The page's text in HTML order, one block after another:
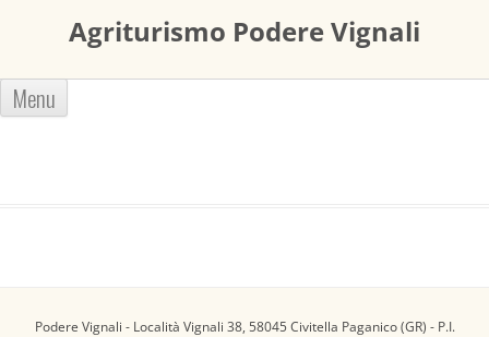
Agriturismo Podere Vignali
Menu Vai
Podere Vignali - Località Vignali 38, 58045 Civitella Paganico (GR) - P.I.